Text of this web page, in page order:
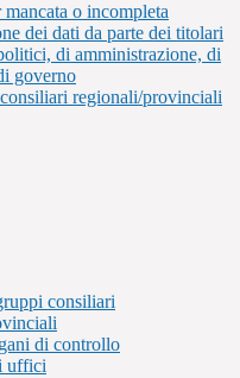
mancata o incompleta
dei dati da parte dei titolari
di amministrazione, di
governo
regionali/provinciali
consiliari
di controllo
uffici